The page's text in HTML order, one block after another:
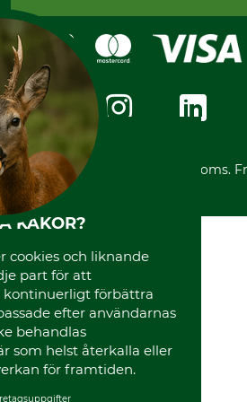
Köpvillkor - 2025-06-18
Dataskydd
Integritetspolicy
Ångerrätt
Ångerrätt för din beställning
Reklamationer
Frakter
Faktura
Swish
Om oss
GRUBE-Gruppen
Företagsuppgifter
Karriär
Vår personal
Varumärken
Mässor
Instagram TOS
Media
Code of Conduct
*Alla priser inklusive moms.
KAKOR?
cookies och liknande
part för att
kontinuerligt förbättra
efter användarnas
behandlas
som helst återkalla eller
för framtiden.